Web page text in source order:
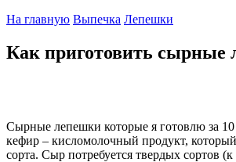
На главную Выпечка Лепешки
Как приготовить сырные
Сырные лепешки которые я готовлю за 10
кефир – кисломолочный продукт,
сорта. Сыр потребуется твердых сортов